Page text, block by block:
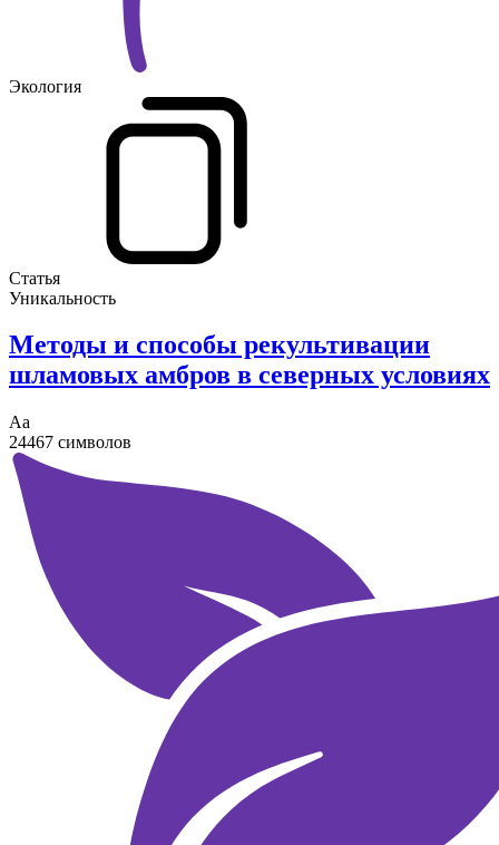
Экология
Статья
Уникальность
Методы и способы рекультивации
шламовых амбров в северных условиях
Аа
24467 символов